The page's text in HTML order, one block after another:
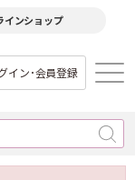
インショップ
イン･会員登録